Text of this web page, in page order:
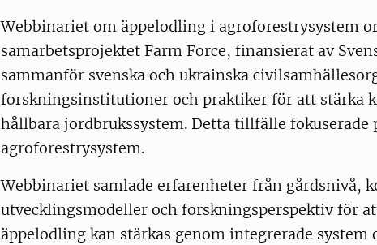
Webbinariet om äppelodling i agroforestrysystem
samarbetsprojektet Farm Force, finansierat av
sammanför svenska och ukrainska
forskningsinstitutioner och praktiker för att stärka
hållbara jordbrukssystem. Detta tillfälle fokuserade
agroforestrysystem.
Webbinariet samlade erfarenheter från gårdsnivå,
utvecklingsmodeller och forskningsperspektiv för
äppelodling kan stärkas genom integrerade system